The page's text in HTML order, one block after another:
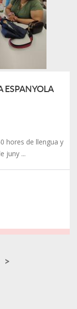
ESPANYOLA
hores de llengua y
juny ...
>